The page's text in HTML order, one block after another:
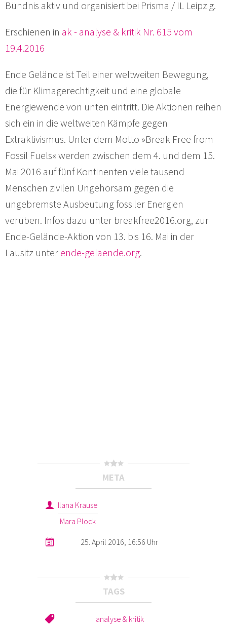
Bündnis aktiv und organisiert bei Prisma / IL Leipzig.
Erschienen in ak - analyse & kritik Nr. 615 vom
19.4.2016
Ende Gelände ist Teil einer weltweiten Bewegung,
die für Klimagerechtigkeit und eine globale
Energiewende von unten eintritt. Die Aktionen reihen
sich ein in die weltweiten Kämpfe gegen
Extraktivismus. Unter dem Motto »Break Free from
Fossil Fuels« werden zwischen dem 4. und dem 15.
Mai 2016 auf fünf Kontinenten viele tausend
Menschen zivilen Ungehorsam gegen die
ungebremste Ausbeutung fossiler Energien
verüben. Infos dazu unter breakfree2016.org, zur
Ende-Gelände-Aktion von 13. bis 16. Mai in der
Lausitz unter ende-gelaende.org.
META
Ilana Krause
Mara Plock
25. April 2016, 16:56 Uhr
TAGS
analyse & kritik